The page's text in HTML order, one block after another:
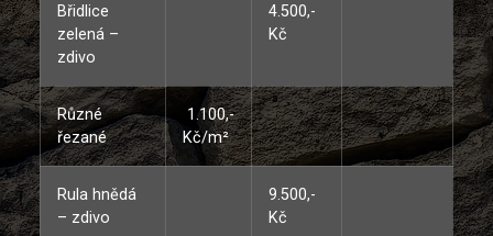
Břidlice
zelená –
zdivo
4.500,-
Kč
Různé
řezané
1.100,-
Kč/m²
Rula hnědá
– zdivo
9.500,-
Kč